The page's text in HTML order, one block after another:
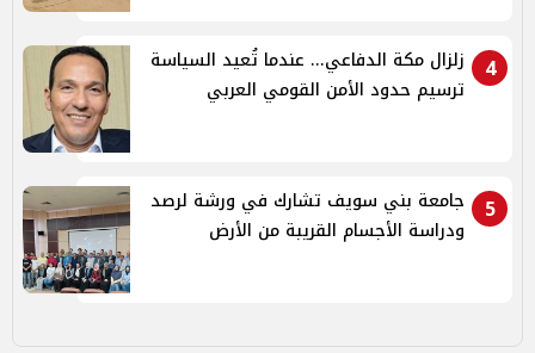
4
زلزال مكة الدفاعي... عندما تُعيد السياسة
ترسيم حدود الأمن القومي العربي
5
جامعة بني سويف تشارك في ورشة لرصد
ودراسة الأجسام القريبة من الأرض